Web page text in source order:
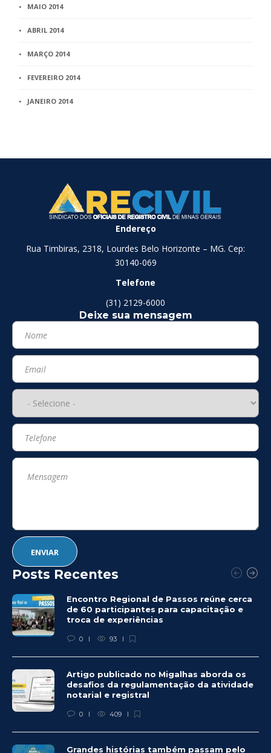
MAIO 2014
ABRIL 2014
MARÇO 2014
FEVEREIRO 2014
JANEIRO 2014
Endereço
Rua Timbiras, 2318, Lourdes Belo Horizonte – MG. Cep:
30140-069
Telefone
(31) 2129-6000
Deixe sua mensagem
Posts Recentes
Encontro Regional de Passos reúne cerca
de 60 participantes para capacitação e
troca de experiências
0 93
Artigo publicado no Migalhas aborda os
desafios da regulamentação da atividade
notarial e registral
0 409
Grandes histórias também passam pelo